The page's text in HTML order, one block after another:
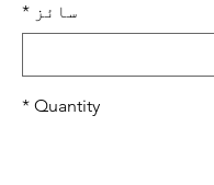
سائز *
Quantity
*